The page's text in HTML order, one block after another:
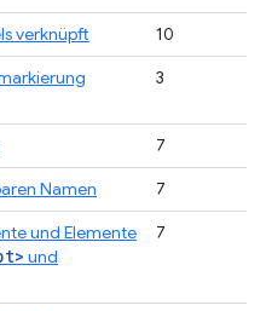
verknüpft
10
3
7
Namen
7
und Elemente
und
7